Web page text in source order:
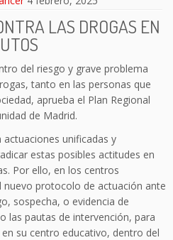
LAS DROGAS EN
del riesgo y grave problema
tanto en las personas que
aprueba el Plan Regional
de Madrid.
actuaciones unificadas y
estas posibles actitudes en
Por ello, en los centros
nuevo protocolo de actuación ante
sospecha, o evidencia de
las pautas de intervención, para
su centro educativo, dentro del